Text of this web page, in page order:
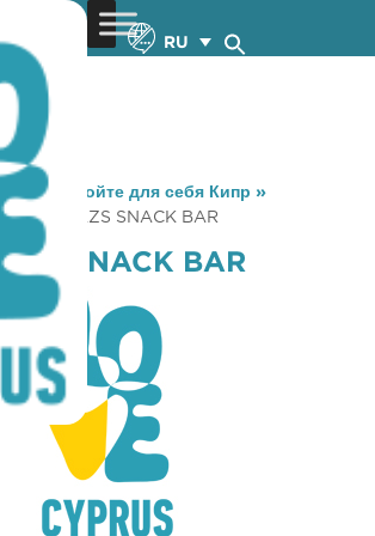
RU
»Откройте для себя Кипр »
DAZS SNACK BAR
SNACK BAR